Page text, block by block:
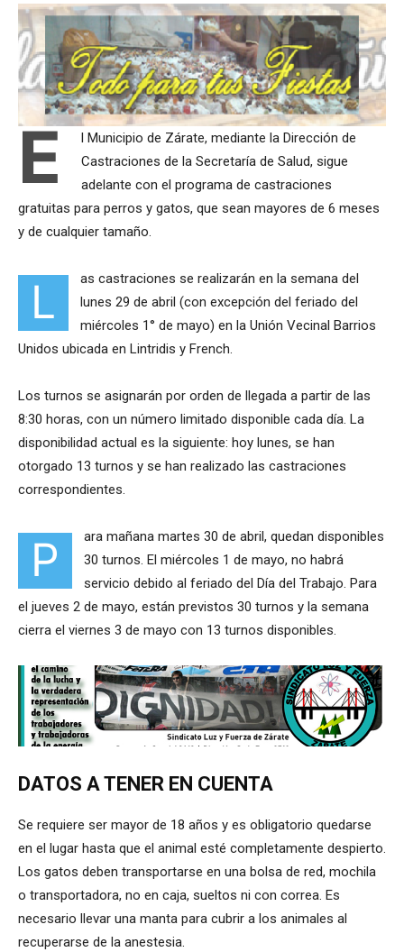
E
l Municipio de Zárate, mediante la Dirección de
Castraciones de la Secretaría de Salud, sigue
adelante con el programa de castraciones
gratuitas para perros y gatos, que sean mayores de 6 meses
y de cualquier tamaño.
L
as castraciones se realizarán en la semana del
lunes 29 de abril (con excepción del feriado del
miércoles 1° de mayo) en la Unión Vecinal Barrios
Unidos ubicada en Lintridis y French.
Los turnos se asignarán por orden de llegada a partir de las
8:30 horas, con un número limitado disponible cada día. La
disponibilidad actual es la siguiente: hoy lunes, se han
otorgado 13 turnos y se han realizado las castraciones
correspondientes.
P
ara mañana martes 30 de abril, quedan disponibles
30 turnos. El miércoles 1 de mayo, no habrá
servicio debido al feriado del Día del Trabajo. Para
el jueves 2 de mayo, están previstos 30 turnos y la semana
cierra el viernes 3 de mayo con 13 turnos disponibles.
DATOS A TENER EN CUENTA
Se requiere ser mayor de 18 años y es obligatorio quedarse
en el lugar hasta que el animal esté completamente despierto.
Los gatos deben transportarse en una bolsa de red, mochila
o transportadora, no en caja, sueltos ni con correa. Es
necesario llevar una manta para cubrir a los animales al
recuperarse de la anestesia.